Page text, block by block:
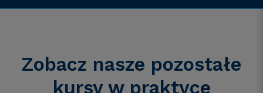
Zobacz nasze pozostałe
kursyw praktyce